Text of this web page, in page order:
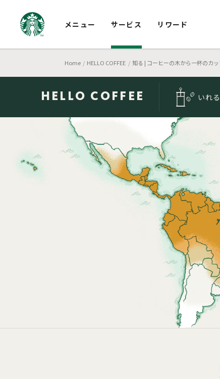
メニュー サービス リワード
Home HELLO COFFEE 知る | コーヒーの木から一杯のカ
HELLO COFFEE いれる